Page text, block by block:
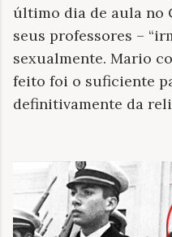
último dia de aula no
seus professores –
sexualmente. Mario
feito foi o suficiente
definitivamente da